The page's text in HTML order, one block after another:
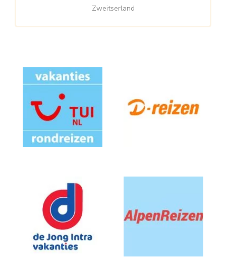
Zweitserland